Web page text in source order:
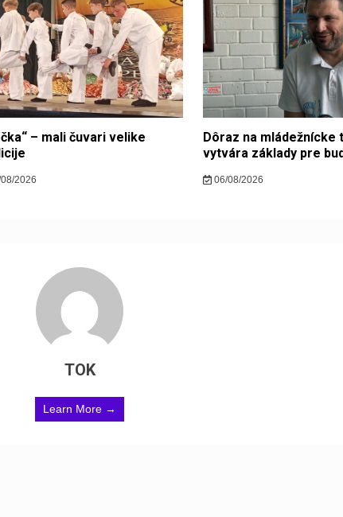
– mali čuvari velike
2026
Dôraz na mládežnícke
vytvára základy pre
06/08/2026
TOK
Learn More →